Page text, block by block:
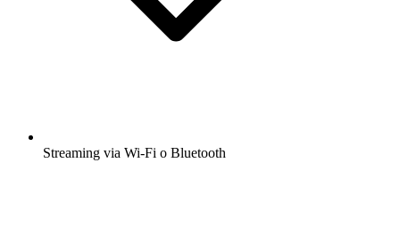
Streaming via Wi-Fi o Bluetooth